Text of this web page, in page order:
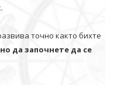
точно както бихте
да започнете да се